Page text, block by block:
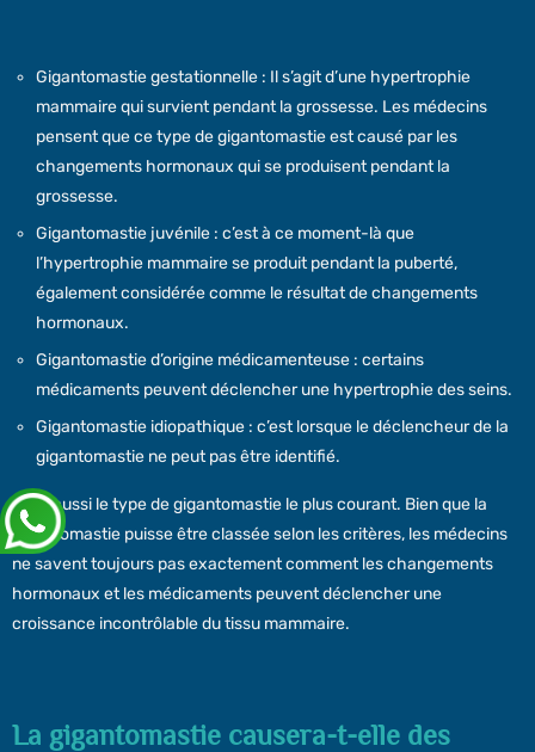
Gigantomastie gestationnelle : Il s’agit d’une hypertrophie
mammaire qui survient pendant la grossesse. Les médecins
pensent que ce type de gigantomastie est causé par les
changements hormonaux qui se produisent pendant la
grossesse.
Gigantomastie juvénile : c’est à ce moment-là que
l’hypertrophie mammaire se produit pendant la puberté,
également considérée comme le résultat de changements
hormonaux.
Gigantomastie d’origine médicamenteuse : certains
médicaments peuvent déclencher une hypertrophie des seins.
Gigantomastie idiopathique : c’est lorsque le déclencheur de la
gigantomastie ne peut pas être identifié.
C’est aussi le type de gigantomastie le plus courant. Bien que la
gigantomastie puisse être classée selon les critères, les médecins
ne savent toujours pas exactement comment les changements
hormonaux et les médicaments peuvent déclencher une
croissance incontrôlable du tissu mammaire.
La gigantomastie causera-t-elle des